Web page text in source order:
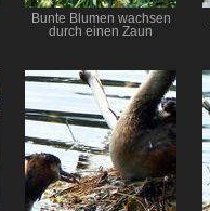
Bunte Blumen wachsen
durch einen Zaun